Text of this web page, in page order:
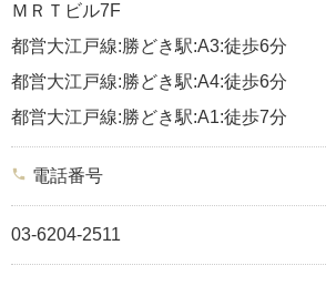
ＭＲＴビル7F
都営大江戸線:勝どき駅:A3:徒歩6分
都営大江戸線:勝どき駅:A4:徒歩6分
都営大江戸線:勝どき駅:A1:徒歩7分
phone 電話番号
03-6204-2511